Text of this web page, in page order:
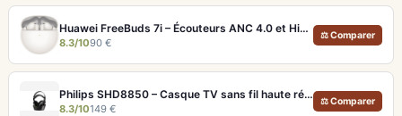
Huawei FreeBuds 7i – Écouteurs ANC 4.0 et Hi-Res LDAC pour moins de 100€
8.3/1090 €
⚖ Comparer
Philips SHD8850 – Casque TV sans fil haute résolution et confort longue durée
8.3/10149 €
⚖ Comparer